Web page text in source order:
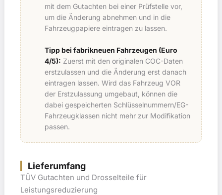
mit dem Gutachten bei einer Prüfstelle vor,
um die Änderung abnehmen und in die
Fahrzeugpapiere eintragen zu lassen.
Tipp bei fabrikneuen Fahrzeugen (Euro
4/5): Zuerst mit den originalen COC-Daten
erstzulassen und die Änderung erst danach
eintragen lassen. Wird das Fahrzeug VOR
der Erstzulassung umgebaut, können die
dabei gespeicherten Schlüsselnummern/EG-
Fahrzeugklassen nicht mehr zur Modifikation
passen.
Lieferumfang
TÜV Gutachten und Drosselteile für
Leistungsreduzierung